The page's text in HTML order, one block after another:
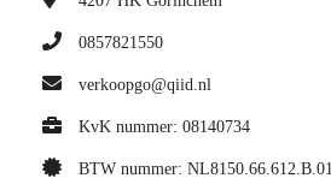
0857821550
verkoopgo@qiid.nl
KvK nummer: 08140734
BTW nummer: NL8150.66.612.B.01